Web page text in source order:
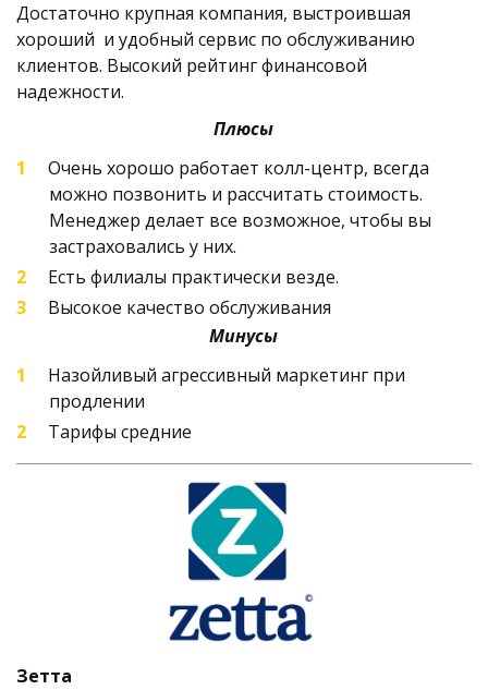
Достаточно крупная компания, выстроившая
хороший  и удобный сервис по обслуживанию
клиентов. Высокий рейтинг финансовой
надежности.
Плюсы
Очень хорошо работает колл-центр, всегда
можно позвонить и рассчитать стоимость.
Менеджер делает все возможное, чтобы вы
застраховались у них.
Есть филиалы практически везде.
Высокое качество обслуживания
Минусы
Назойливый агрессивный маркетинг при
продлении
Тарифы средние
Зетта